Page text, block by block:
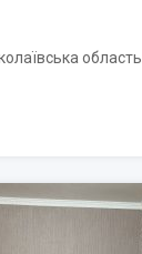
область